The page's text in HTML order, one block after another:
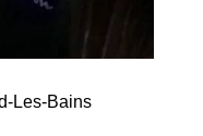
Les-Bains